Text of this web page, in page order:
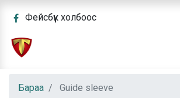
Фейсбүүк холбоос
Бараа Guide sleeve